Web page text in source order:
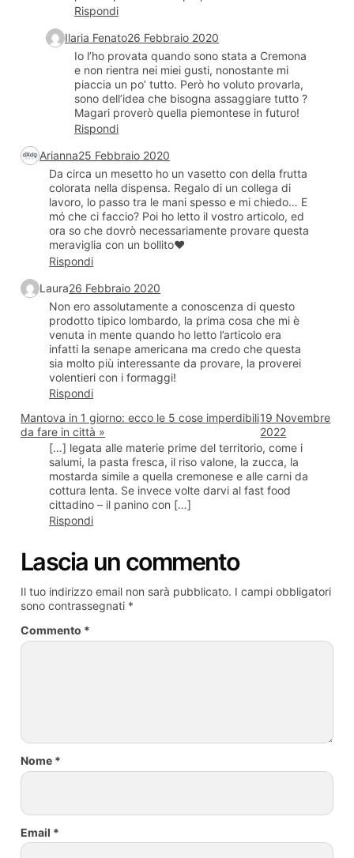
Rispondi
Ilaria Fenato26 Febbraio 2020
Io l’ho provata quando sono stata a Cremona
e non rientra nei miei gusti, nonostante mi
piaccia un po’ tutto. Però ho voluto provarla,
sono dell’idea che bisogna assaggiare tutto ?
Magari proverò quella piemontese in futuro!
Rispondi
Arianna25 Febbraio 2020
Da circa un mesetto ho un vasetto con della frutta
colorata nella dispensa. Regalo di un collega di
lavoro, lo passo tra le mani spesso e mi chiedo… E
mó che ci faccio? Poi ho letto il vostro articolo, ed
ora so che dovrò necessariamente provare questa
meraviglia con un bollito❤️
Rispondi
Laura26 Febbraio 2020
Non ero assolutamente a conoscenza di questo
prodotto tipico lombardo, la prima cosa che mi è
venuta in mente quando ho letto l’articolo era
infatti la senape americana ma credo che questa
sia molto più interessante da provare, la proverei
volentieri con i formaggi!
Rispondi
Mantova in 1 giorno: ecco le 5 cose imperdibili
da fare in città »
19 Novembre
2022
[…] legata alle materie prime del territorio, come i
salumi, la pasta fresca, il riso valone, la zucca, la
mostarda simile a quella cremonese e alle carni da
cottura lenta. Se invece volte darvi al fast food
cittadino – il panino con […]
Rispondi
Lascia un commento
Il tuo indirizzo email non sarà pubblicato. I campi obbligatori
sono contrassegnati *
Commento *
Nome *
Email *